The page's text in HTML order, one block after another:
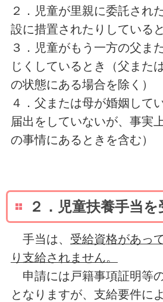
２．児童が里親に委託され
設に措置されたりしている
３．児童がもう一方の父ま
じくしているとき（父また
の状態にある場合を除く）
４．父または母が婚姻して
届出をしていないが、事実
の事情にあるときを含む）
２．児童扶養手当
手当は、 受給資格があっ
り支給されません。
申請には戸籍事項証明等
となりますが、支給要件に